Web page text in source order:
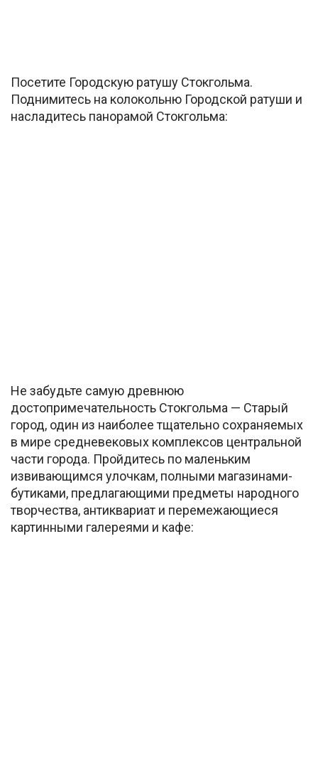
Посетите Городскую ратушу Стокгольма.
Поднимитесь на колокольню Городской ратуши и
насладитесь панорамой Стокгольма:
Не забудьте самую древнюю
достопримечательность Стокгольма — Старый
город, один из наиболее тщательно сохраняемых
в мире средневековых комплексов центральной
части города. Пройдитесь по маленьким
извивающимся улочкам, полными магазинами-
бутиками, предлагающими предметы народного
творчества, антиквариат и перемежающиеся
картинными галереями и кафе: